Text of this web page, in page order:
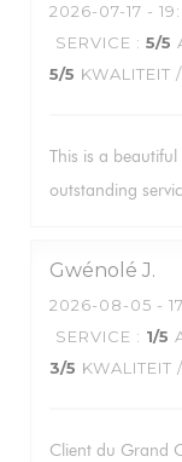
2026-07-17 -
SERVICE : 5/5
5/5 KWALITEIT
This is a
outstanding
Gwénolé J
2026-08-05 -
SERVICE : 1/5
3/5 KWALITEIT
Client du Grand